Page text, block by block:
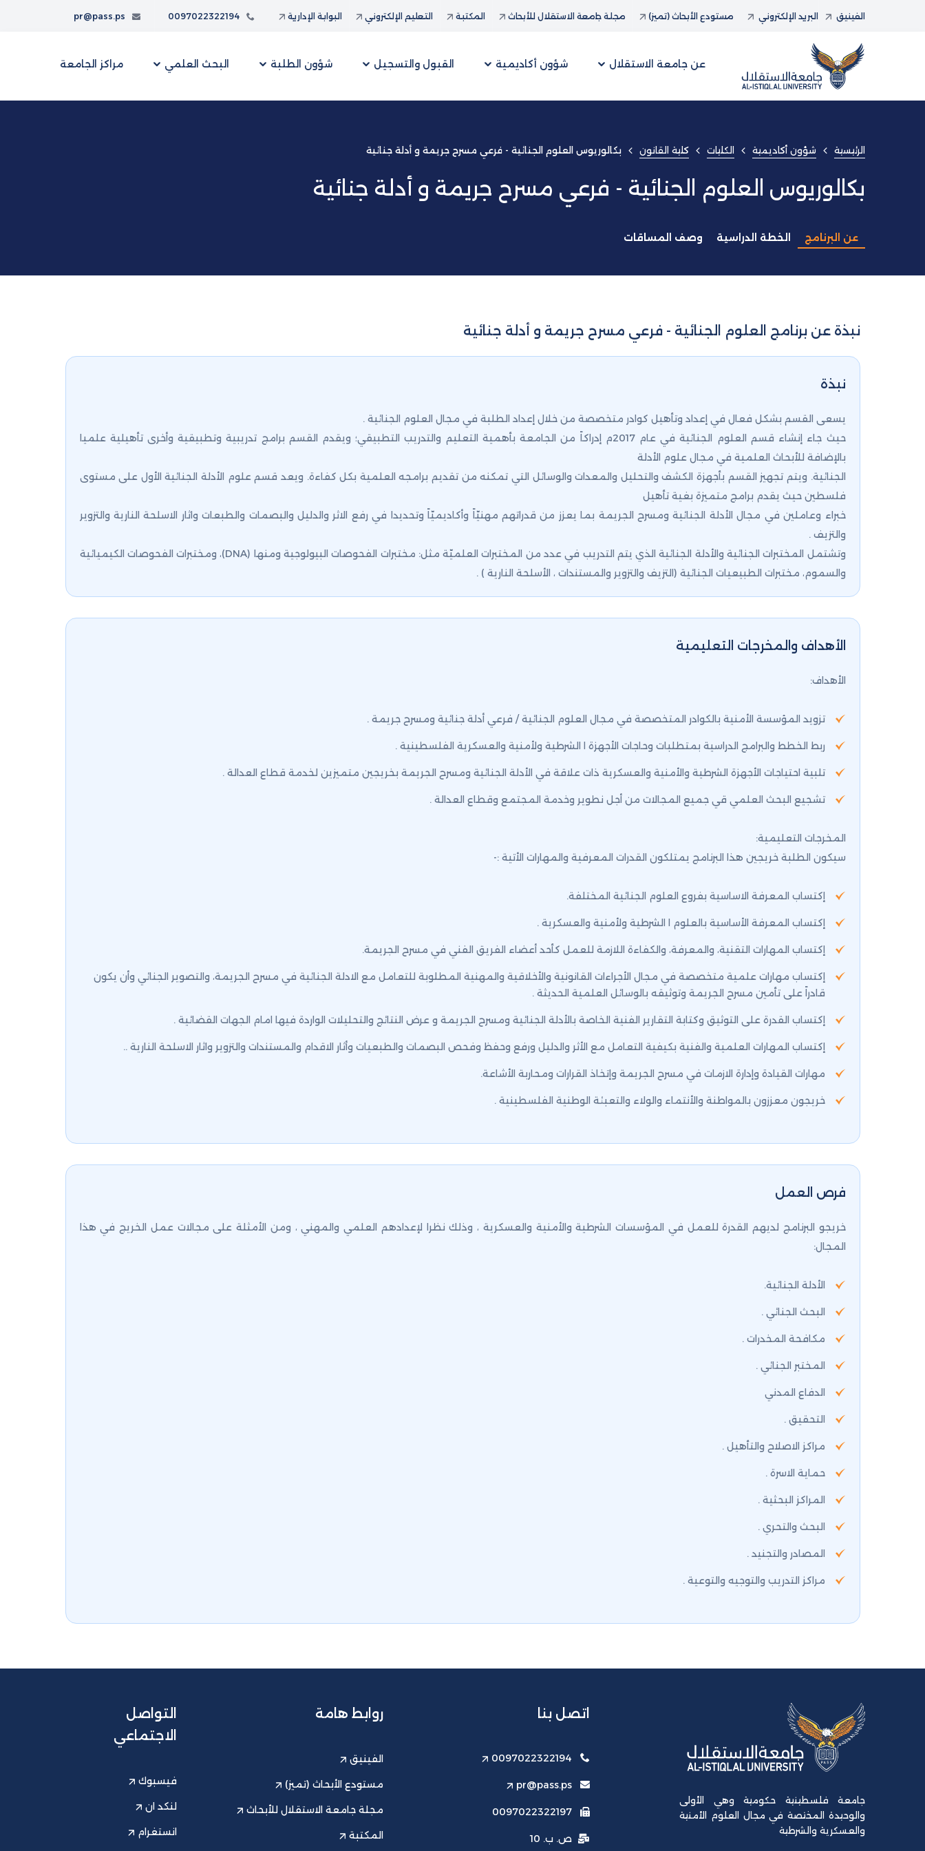
الفينيق البريد الإلكتروني مستودع الأبحاث (تميز) مجلة جامعة الاستقلال للأبحاث المكتبة التعليم الإلكتروني البوابة الإدارية 0097022322194
pr@pass.ps
عن جامعة الاستقلال شؤون أكاديمية القبول والتسجيل شؤون الطلبة البحث العلمي مراكز الجامعة
الرئيسية شؤون أكاديمية الكليات كلية القانون بكالوريوس العلوم الجنائية - فرعي مسرح جريمة و أدلة جنائية
بكالوريوس العلوم الجنائية - فرعي مسرح جريمة و أدلة جنائية
عن البرنامج الخطة الدراسية وصف المساقات
نبذة عن برنامج العلوم الجنائية - فرعي مسرح جريمة و أدلة جنائية
نبذة
يسعى القسم بشكل فعال في إعداد وتأهيل كوادر متخصصة من خلال إعداد الطلبة في مجال العلوم الجنائية .
حيث جاء إنشاء قسم العلوم الجنائية في عام 2017م إدراكاً من الجامعة بأهمية التعليم والتدريب التطبيقي؛ ويقدم القسم برامج تدريبية وتطبيقية وأخرى تأهيلية علميا
بالإضافة للأبحاث العلمية في مجال علوم الأدلة
الجنائية. ويتم تجهيز القسم بأجهزة الكشف والتحليل والمعدات والوسائل التي تمكنه من تقديم برامجه العلمية بكل كفاءة. ويعد قسم علوم الأدلة الجنائية الأول على مستوى
فلسطين حيث يقدم برامج متميزة بغية تأهيل
خبراء وعاملين في مجال الأدلة الجنائية ومسرح الجريمة بما يعزز من قدراتهم مهنيّاً وأكاديميّاً وتحديدا في رفع الاثر والدليل والبصمات والطبعات واثار الاسلحة النارية والتزوير
والتزيف .
وتشتمل المختبرات الجنائية والأدلة الجنائية الذي يتم التدريب في عدد من المختبرات العلميّة مثل: مختبرات الفحوصات البيولوجية ومنها (DNA)، ومختبرات الفحوصات الكيميائية
والسموم، مختبرات الطبيعيات الجنائية (التزيف والتزوير والمستندات ، الأسلحة النارية ) .
الأهداف والمخرجات التعليمية
الأهداف:
تزويد المؤسسة الأمنية بالكوادر المتخصصة في مجال العلوم الجنائية / فرعي أدلة جنائية ومسرح جريمة .
ربط الخطط والبرامج الدراسية بمتطلبات وحاجات الأجهزة ا الشرطية ولأمنية والعسكرية الفلسطينية .
تلبية احتياجات الأجهزة الشرطية والأمنية والعسكرية ذات علاقة في الأدلة الجنائية ومسرح الجريمة بخريجين متميزين لخدمة قطاع العدالة .
تشجيع البحث العلمي قي جميع المجالات من أجل نطوير وخدمة المجتمع وقطاع العدالة .
المخرجات التعليمية:
سيكون الطلبة خريجين هذا البرنامج يمتلكون القدرات المعرفية والمهارات الأتية :-
إكتساب المعرفة الاساسية بفروع العلوم الجنائية المختلفة.
إكتساب المعرفة الأساسية بالعلوم ا الشرطية ولأمنية والعسكرية .
إكتساب المهارات التقنية، والمعرفة، والكفاءة اللازمة للعمل كأحد أعضاء الفريق الفني في مسرح الجريمة.
إكتساب مهارات علمية متخصصة في مجال الأجراءات القانونية والأخلاقية والمهنية المطلوبة للتعامل مع الادلة الجنائية في مسرح الجريمة، والتصوير الجنائي وأن يكون
قادراً على تأمين مسرح الجريمة وتوثيقه بالوسائل العلمية الحديثة .
إكتساب القدرة على التوثيق وكتابة التقارير الفنية الخاصة بالأدلة الجنائية ومسرح الجريمة و عرض النتائج والتحليلات الواردة فيها امام الجهات القضائية .
إكتساب المهارات العلمية والفنية بكيفية التعامل مع الأثر والدليل ورفع وحفظ وفحص البصمات والطبعيات وأثار الاقدام والمستندات والتزوير واثار الاسلحة النارية ..
مهارات القيادة وإدارة الازمات في مسرح الجريمة وإتخاذ القرارات ومحاربة الأشاعة.
خريجون معززون بالمواطنة والأنتماء والولاء والتعبئة الوطنية الفلسطينية .
فرص العمل
خريجو البرنامج لديهم القدرة للعمل في المؤسسات الشرطية والأمنية والعسكرية ، وذلك نظرا لإعدادهم العلمي والمهني ، ومن الأمثلة على مجالات عمل الخريج في هذا
المجال:
الأدلة الجنائية.
البحث الجنائي .
مكافحة المخدرات .
المختبر الجنائي .
الدفاع المدني
التحقيق .
مراكز الاصلاح والتأهيل .
حماية الاسرة .
المراكز البحثية .
البحث والتحري .
المصادر والتجنيد .
مراكز التدريب والتوجيه والتوعية .
جامعة فلسطينية حكومية وهي الأولى
والوحيدة المختصة في مجال العلوم الأمنية
والعسكرية والشرطية
اتصل بنا
0097022322194
pr@pass.ps
0097022322197
ص. ب. 10
روابط هامة
الفينيق
مستودع الأبحاث (تميز)
مجلة جامعة الاستقلال للأبحاث
المكتبة
التواصل
الاجتماعي
فيسبوك
لنكد ان
انستغرام